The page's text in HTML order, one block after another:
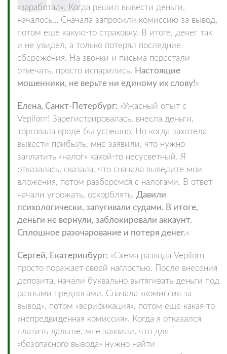
«заработал». Когда решил вывести деньги,
началось… Сначала запросили комиссию за вывод,
потом еще какую-то страховку. В итоге, денег так
и не увидел, а только потерял последние
сбережения. На звонки и письма перестали
отвечать, просто испарились. Настоящие
мошенники, не верьте ни единому их слову!«
Елена, Санкт-Петербург: «Ужасный опыт с
Vepilorn! Зарегистрировалась, внесла деньги,
торговала вроде бы успешно. Но когда захотела
вывести прибыль, мне заявили, что нужно
заплатить «налог» какой-то несусветный. Я
отказалась, сказала, что сначала выведите мои
вложения, потом разберемся с налогами. В ответ
начали угрожать, оскорблять. Давили
психологически, запугивали судами. В итоге,
деньги не вернули, заблокировали аккаунт.
Сплошное разочарование и потеря денег.«
Сергей, Екатеринбург: «Схема развода Vepilorn
просто поражает своей наглостью. После внесения
депозита, начали буквально вытягивать деньги под
разными предлогами. Сначала «комиссия за
вывод», потом «верификация», потом еще какая-то
«непредвиденная комиссия». Когда я отказался
платить дальше, мне заявили, что для
«безопасного вывода» нужно найти